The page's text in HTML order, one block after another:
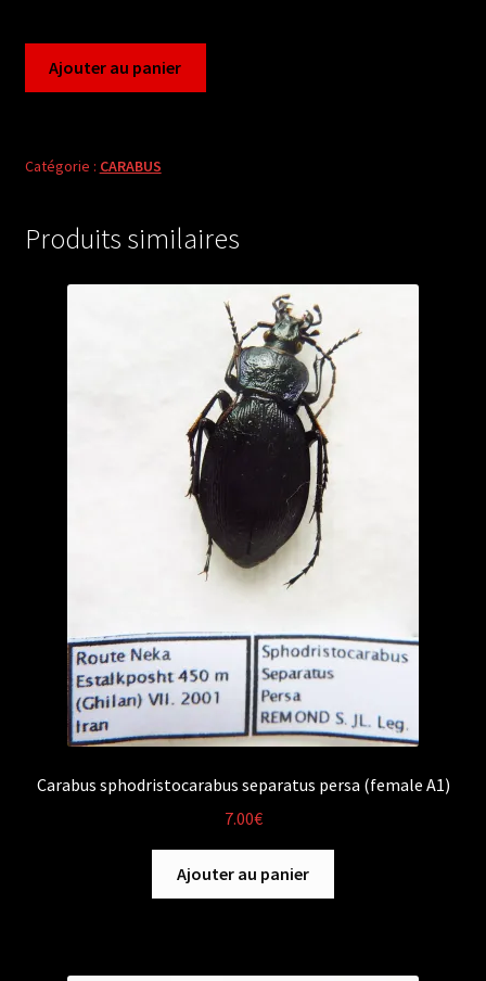
latreillei
A1)
Ajouter au panier
Catégorie : CARABUS
Produits similaires
Carabus sphodristocarabus separatus persa (female A1)
7.00€
Ajouter au panier